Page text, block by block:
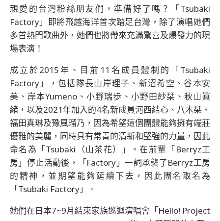
親愛的台灣粉絲朋友們，準備好了嗎？「Tsubaki
Factory」即將飛越海洋首次踏足台灣，除了演唱她們
多首熱門歌曲外，她們也將帶來充滿驚喜及爆發力的現
場表演！
成立於2015年、目前11名成員體制的「Tsubaki
Factory」，包括隊長山岸理子、新沼希空、谷本安
美、岸本Yumeno、小野瑞歩、小野田紗栞、秋山眞
緒，以及2021年加入的4名新成員河西結心、八木栞、
福田真琳及豫風瑠乃，因為希望這個團體能夠擁有端莊
優雅的美麗，同時具有常青的清新和堅強的力量，因此
命名為「Tsubaki（山茶花）」。在前輩「Berryz工
房」停止活動後，「Factory」一詞承襲了Berryz工房
的精神，並期望能夠延續下去，因此團名取名為
「Tsubaki Factory」。
她們在日本7~9月結束家族巡迴演唱會「Hello! Project